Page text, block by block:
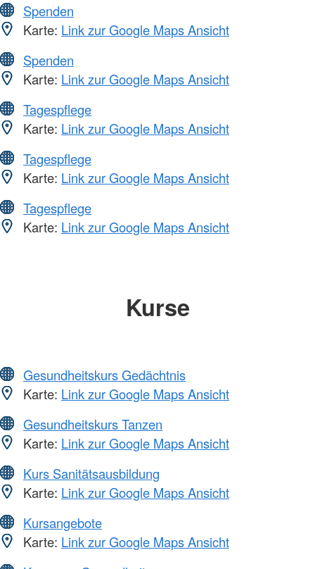
Spenden
Karte: Link zur Google Maps Ansicht
Spenden
Karte: Link zur Google Maps Ansicht
Tagespflege
Karte: Link zur Google Maps Ansicht
Tagespflege
Karte: Link zur Google Maps Ansicht
Tagespflege
Karte: Link zur Google Maps Ansicht
Kurse
Gesundheitskurs Gedächtnis
Karte: Link zur Google Maps Ansicht
Gesundheitskurs Tanzen
Karte: Link zur Google Maps Ansicht
Kurs Sanitätsausbildung
Karte: Link zur Google Maps Ansicht
Kursangebote
Karte: Link zur Google Maps Ansicht